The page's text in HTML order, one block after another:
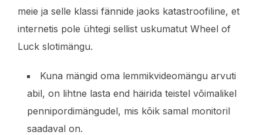
meie ja selle klassi fännide jaoks katastroofiline, et
internetis pole ühtegi sellist uskumatut Wheel of
Luck slotimängu.
Kuna mängid oma lemmikvideomängu arvuti
abil, on lihtne lasta end häirida teistel võimalikel
pennipordimängudel, mis kõik samal monitoril
saadaval on.